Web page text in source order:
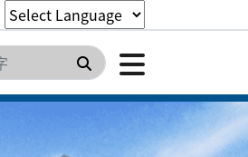
搜尋 點擊開